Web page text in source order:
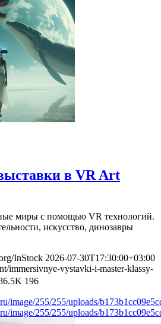
в VR Art
миры с помощью VR технологий.
искусство, динозавры
InStock 2026-07-30T17:30:00+03:00
immersivnye-vystavki-i-master-klassy-
196
image/255/255/uploads/
image/255/255/uploads/